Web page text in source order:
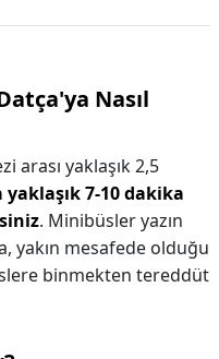
Nasıl
arası yaklaşık 2,5
7-10 dakika
. Minibüsler yazın
yakın mesafede olduğu
binmekten tereddüt